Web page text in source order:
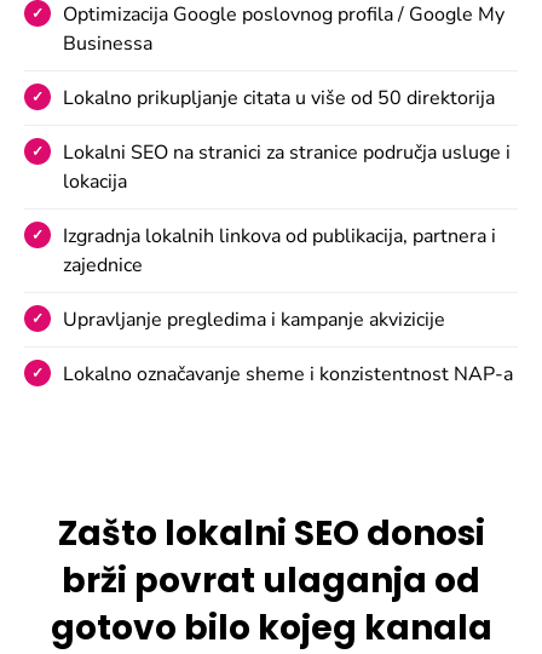
Optimizacija Google poslovnog profila / Google My
Businessa
Lokalno prikupljanje citata u više od 50 direktorija
Lokalni SEO na stranici za stranice područja usluge i
lokacija
Izgradnja lokalnih linkova od publikacija, partnera i
zajednice
Upravljanje pregledima i kampanje akvizicije
Lokalno označavanje sheme i konzistentnost NAP-a
Zašto lokalni SEO donosi
brži povrat ulaganja od
gotovo bilo kojeg kanala